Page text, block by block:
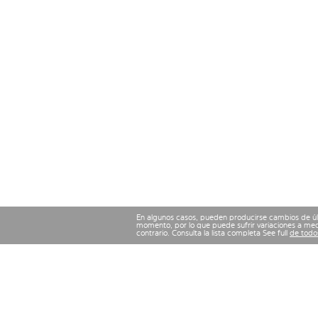
En algunos casos, pueden producirse cambios de
momento, por lo que puede sufrir variaciones a
contrario. Consulta la lista completa See full de